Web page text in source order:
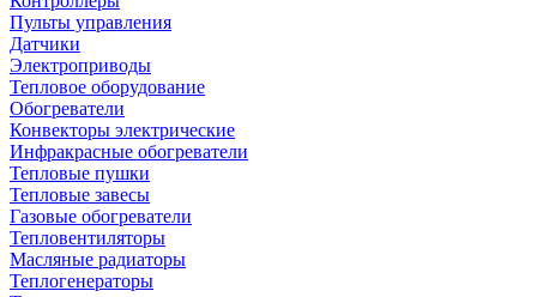
Пульты управления
Датчики
Электроприводы
Тепловое оборудование
Обогреватели
Конвекторы электрические
Инфракрасные обогреватели
Тепловые пушки
Тепловые завесы
Газовые обогреватели
Тепловентиляторы
Масляные радиаторы
Теплогенераторы